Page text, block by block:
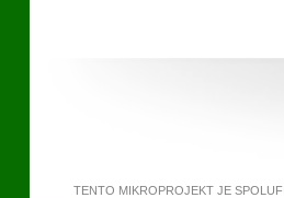
TENTO MIKROPROJEKT JE